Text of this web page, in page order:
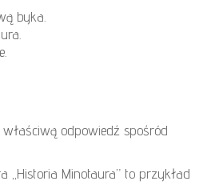
byka.
właściwą odpowiedź spośród
„Historia Minotaura” to przykład